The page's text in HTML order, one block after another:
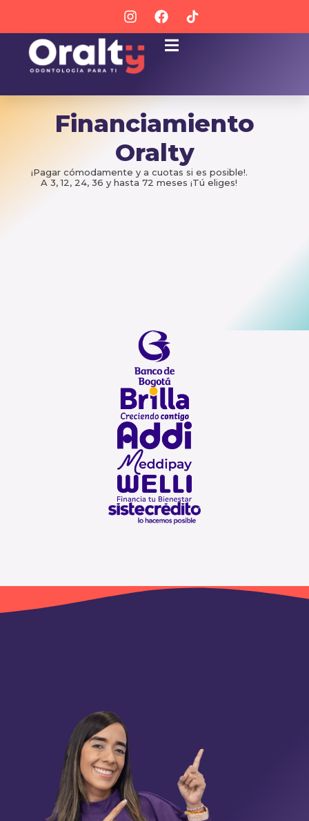
Financiamiento
Oralty
¡Pagar cómodamente y a cuotas si es posible!.
A 3, 12, 24, 36 y hasta 72 meses ¡Tú eliges!